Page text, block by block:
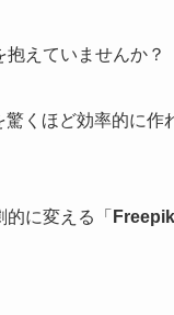
えていませんか？
くほど効率的に
に変える「